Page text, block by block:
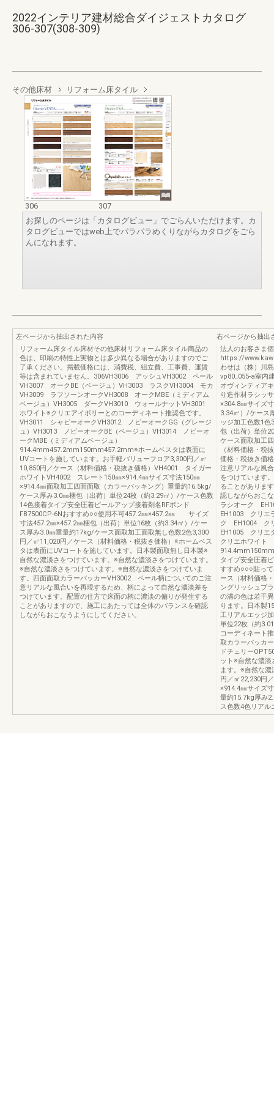
2022インテリア建材総合ダイジェストカタログ
306-307(308-309)
その他床材 リフォーム床タイル
306
307
お探しのページは「カタログビュー」でごらんいただけます。カ
タログビューではweb上でパラパラめくりながらカタログをごら
んになれます。
左ページから抽出された内容
リフォーム床タイル床材その他床材リフォーム床タイル商品の
色は、印刷の特性上実物とは多少異なる場合がありますのでご
了承ください。掲載価格には、消費税、組立費、工事費、運賃
等は含まれていません。306VH3006 アッシュVH3002 ペール
VH3007 オークBE（ベージュ）VH3003 ラスクVH3004 モカ
VH3009 ラフソーンオークVH3008 オークMBE（ミディアム
ベージュ）VH3005 ダークVH3010 ウォールナットVH3001
ホワイト※クリエアイボリーとのコーディネート推奨色です。
VH3011 シャビーオークVH3012 ノビーオークGG（グレージ
ュ）VH3013 ノビーオークBE（ベージュ）VH3014 ノビーオ
ークMBE（ミディアムベージュ）
914.4mm457.2mm150mm457.2mm※ホームベスタは表面に
UVコートを施しています。お手軽バリューフロア3,300円／㎡
10,850円／ケース（材料価格・税抜き価格）VH4001 タイガー
ホワイトVH4002 スレート150㎜×914.4㎜サイズ寸法150㎜
×914.4㎜面取加工四面面取（カラーバッキング）重量約16.5kg/
ケース厚み3.0㎜梱包（出荷）単位24枚（約3.29㎡）/ケース色数
14色接着タイプ安全圧着ピールアップ接着剤名RFボンド
FB7500CP-6Nおすすめ○○使用不可457.2㎜×457.2㎜ サイズ
寸法457.2㎜×457.2㎜梱包（出荷）単位16枚（約3.34㎡）/ケー
ス厚み3.0㎜重量約17kg/ケース面取加工面取無し色数2色3,300
円／㎡11,020円／ケース（材料価格・税抜き価格）※ホームベス
タは表面にUVコートを施しています。日本製面取無し日本製※
自然な濃淡さをつけています。※自然な濃淡さをつけています。
※自然な濃淡さをつけています。※自然な濃淡さをつけていま
す。四面面取カラーバッカーVH3002 ペール柄についてのご注
意リアルな風合いを再現するため、柄によって自然な濃淡差を
つけています。配置の仕方で床面の柄に濃淡の偏りが発生する
ことがありますので、施工にあたっては全体のバランスを確認
しながらおこなうようにしてください。
右ページから抽出
法人のお客さま
https://
わせは（株）川
vp80_055-a室内
オヴィンティア
り造作材ラシッ
×304.8㎜サイズ
3.34㎡）/ケース
ッジ加工色数1色
包（出荷）単位
ケース面取加工
（材料価格・税
価格・税抜き価
注意リアルな風
をつけています
ることがありま
認しながらおこ
ラシオーク
EH1003 クリエ
ク EH1004 ク
EH1005 クリ
クリエホワイト
タイプ安全圧着
すすめ○○○貼っ
ース（材料価格
ングリッシュブ
の溝の色は若干
ります。日本製
工リアルエッジ
単位22枚（約
コーディネート
取カラーバッカ
ドチェリー
ット※自然な濃
ます。※自然な
円／㎡22,230円
×914.4㎜サイズ
量約15.7kg厚み
ス色数4色リアル